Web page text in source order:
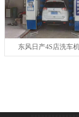
东风日产4S店洗车